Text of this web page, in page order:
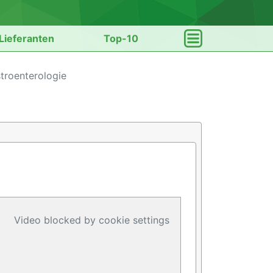
Top-10
Video blocked by cookie settings